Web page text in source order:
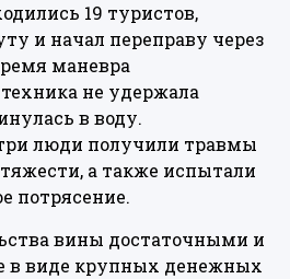
19 туристов,
и начал переправу через
маневра
не удержала
в воду.
люди получили травмы
а также испытали
потрясение.
вины достаточными и
в виде крупных денежных